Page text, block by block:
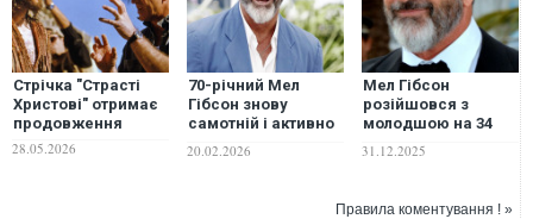
Стрічка "Страсті
Христові" отримає
продовження
28.05.2026
70-річний Мел
Гібсон знову
самотній і активно
жінку: хоче ще
20.02.2026
Мел Гібсон
розійшовся з
молодшою на 34
31.12.2025
Правила коментування ! »